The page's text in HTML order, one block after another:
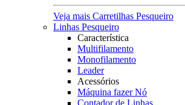
Veja mais Carretilhas Pesqueiro
Linhas Pesqueiro
Característica
Multifilamento
Monofilamento
Leader
Acessórios
Máquina fazer Nó
Contador de Linhas